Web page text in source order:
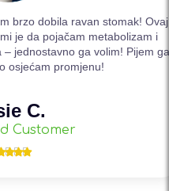
brzo dobila ravan stomak! Ovaj
je da pojačam metabolizam i
jednostavno ga volim! Pijem ga
osjećam promjenu!
C.
Customer
  